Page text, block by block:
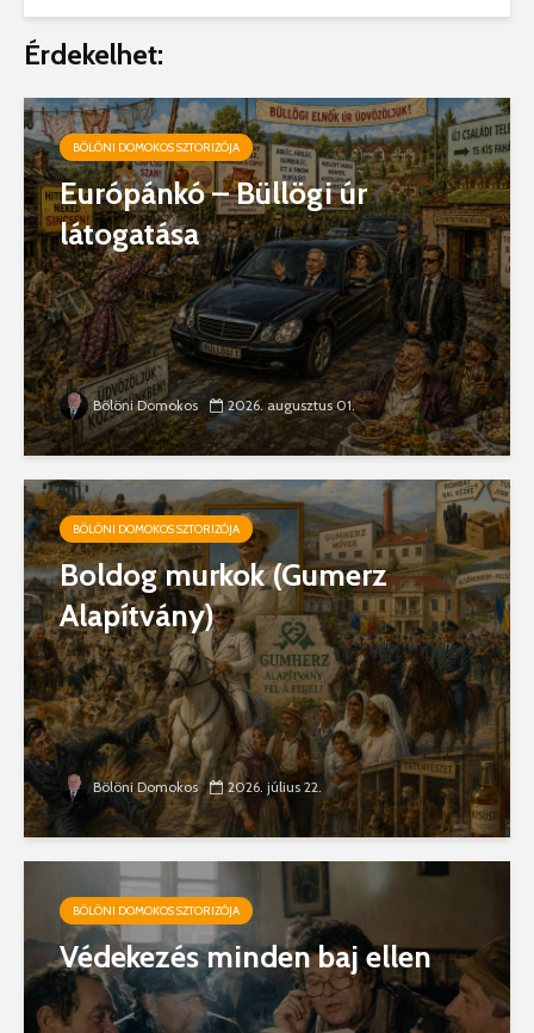
Érdekelhet:
BÖLÖNI DOMOKOS SZTORIZÓJA
Európánkó – Büllögi úr
látogatása
Bölöni Domokos 2026. augusztus 01.
BÖLÖNI DOMOKOS SZTORIZÓJA
Boldog murkok (Gumerz
Alapítvány)
Bölöni Domokos 2026. július 22.
BÖLÖNI DOMOKOS SZTORIZÓJA
Védekezés minden baj ellen